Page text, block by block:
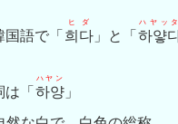
国語で「희다
ヒダ
」と「하얗
ハヤッタ
は「하양
ハヤン
」